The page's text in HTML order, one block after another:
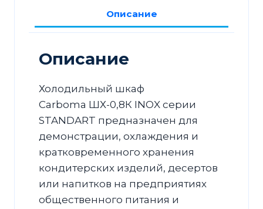
Описание
Описание
Холодильный шкаф
Carboma ШХ-0,8К INOX серии
STANDART предназначен для
демонстрации, охлаждения и
кратковременного хранения
кондитерских изделий, десертов
или напитков на предприятиях
общественного питания и